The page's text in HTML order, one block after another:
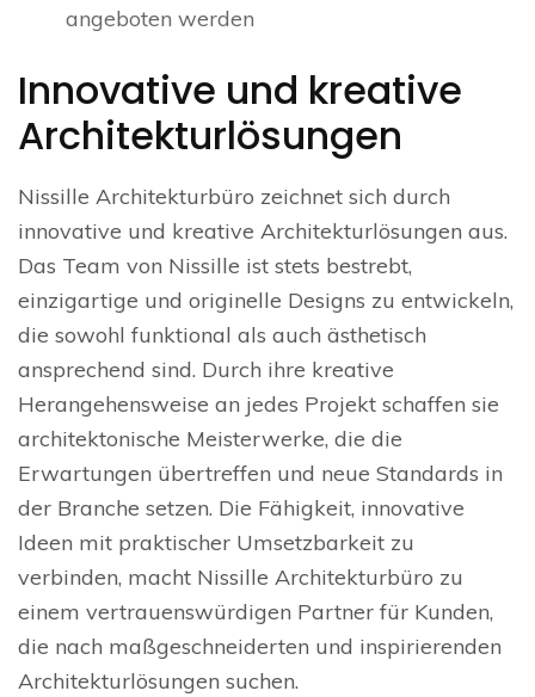
angeboten werden
Innovative und kreative
Architekturlösungen
Nissille Architekturbüro zeichnet sich durch
innovative und kreative Architekturlösungen aus.
Das Team von Nissille ist stets bestrebt,
einzigartige und originelle Designs zu entwickeln,
die sowohl funktional als auch ästhetisch
ansprechend sind. Durch ihre kreative
Herangehensweise an jedes Projekt schaffen sie
architektonische Meisterwerke, die die
Erwartungen übertreffen und neue Standards in
der Branche setzen. Die Fähigkeit, innovative
Ideen mit praktischer Umsetzbarkeit zu
verbinden, macht Nissille Architekturbüro zu
einem vertrauenswürdigen Partner für Kunden,
die nach maßgeschneiderten und inspirierenden
Architekturlösungen suchen.